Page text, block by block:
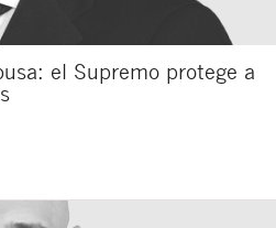
el Supremo protege a